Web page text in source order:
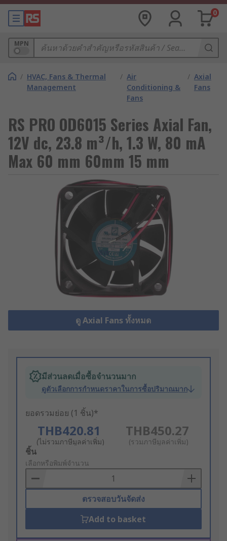
0
MPN
/ HVAC, Fans & Thermal
Management
/ Air
Conditioning &
Fans
/ Axial
Fans
RS PRO OD6015 Series Axial Fan,
12V dc, 23.8 m³/h, 1.3 W, 80 mA
Max 60 mm 60mm 15 mm
ดู Axial Fans ทั้งหมด
มีส่วนลดเมื่อซื้อจำนวนมาก
ดูตัวเลือกการกำหนดราคาในการซื้อปริมาณมาก
ยอดรวมย่อย (1 ชิ้น)*
THB420.81
(ไม่รวมภาษีมูลค่าเพิ่ม)
THB450.27
(รวมภาษีมูลค่าเพิ่ม)
Add
to
Basket
ชิ้น
เลือกหรือพิมพ์จำนวน
ตรวจสอบวันจัดส่ง
Add to basket